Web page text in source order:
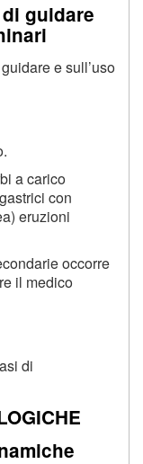
guidare
e sull’uso
a carico
con
eruzioni
occorre
il medico
di